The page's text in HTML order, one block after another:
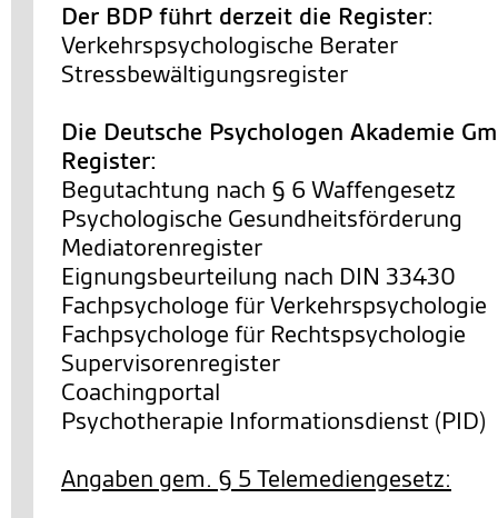
Der BDP führt derzeit die Register:
Verkehrspsychologische Berater
Stressbewältigungsregister
Die Deutsche Psychologen Akademie
Register:
Begutachtung nach § 6 Waffengesetz
Psychologische Gesundheitsförderung
Mediatorenregister
Eignungsbeurteilung nach DIN 33430
Fachpsychologe für Verkehrspsychologie
Fachpsychologe für Rechtspsychologie
Supervisorenregister
Coachingportal
Psychotherapie Informationsdienst (PID)
Angaben gem. § 5 Telemediengesetz: